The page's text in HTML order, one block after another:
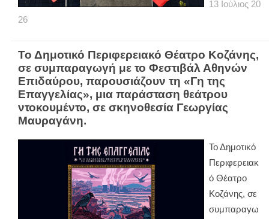
13 Ιούλιος 20
26
Το Δημοτικό Περιφερειακό Θέατρο Κοζάνης,
σε συμπαραγωγή με το Φεστιβάλ Αθηνών
Επιδαύρου, παρουσιάζουν τη «Γη της
Επαγγελίας», μια παράσταση θεάτρου
ντοκουμέντο, σε σκηνοθεσία Γεωργίας
Μαυραγάνη.
Το Δημοτικό
Περιφερειακ
ό Θέατρο
Κοζάνης, σε
συμπαραγω